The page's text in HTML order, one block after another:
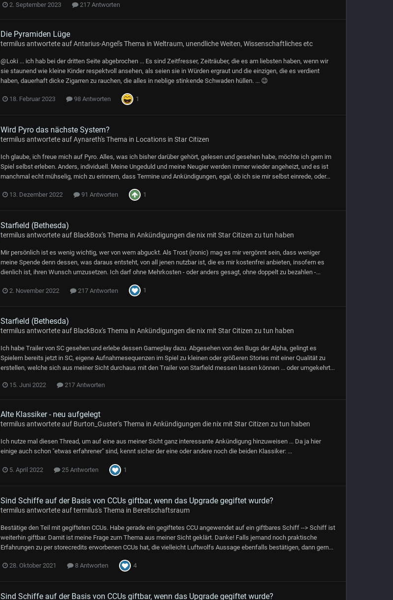
2. September 2023 217 Antworten
Die Pyramiden Lüge
termilusantwortete aufAntarius-Angel's Thema in Weltraum, unendliche Weiten, Wissenschaftliches etc
@Loki ... ich hab bei der dritten Seite abgebrochen ... Es sind Zeitfresser, Zeiträuber, die es am liebsten haben, wenn wir
sie staunend wie kleine Kinder respektvoll ansehen, als seien sie in Würden ergraut und die einzigen, die es verdient
haben, dauerhaft dicke Zigarren zu rauchen, die alles in neblige stinkende Schwaden hüllen. ... 😉
18. Februar 2023 98 Antworten 1
Wird Pyro das nächste System?
termilusantwortete aufAynareth's Thema in Locations in Star Citizen
Ich glaube, ich freue mich auf Pyro. Alles, was ich bisher darüber gehört, gelesen und gesehen habe, möchte ich gern im
Spiel selbst erleben. Anders, individuell. Meine Ungeduld und meine Neugier werden immer wieder angeheizt, und es ist
manchmal echt mühselig, mich zu erinnern, dass Termine und Ankündigungen, egal, ob ich sie mir selbst einrede, oder...
13. Dezember 2022 91 Antworten 1
Starfield (Bethesda)
termilusantwortete auf BlackBox's Thema in Ankündigungen die nix mit Star Citizen zu tun haben
Mir persönlich ist es wenig wichtig, wer von wem abguckt. Als Trost (ironic) mag es mir vergönnt sein, dass weniger
meine Spende denn dessen, was daraus entsteht, von all jenen nutzbar ist, die es mir kostenfrei anbieten, insofern es
dienlich ist, ihren Wunsch umzusetzen. Ich darf ohne Mehrkosten - oder anders gesagt, ohne doppelt zu bezahlen -...
2. November 2022 217 Antworten 1
Starfield (Bethesda)
termilusantwortete auf BlackBox's Thema in Ankündigungen die nix mit Star Citizen zu tun haben
Ich habe Trailer von SC gesehen und erlebe dessen Gameplay dazu. Abgesehen von den Bugs der Alpha, gelingt es
Spielern bereits jetzt in SC, eigene Aufnahmesequenzen im Spiel zu kleinen oder größeren Stories mit einer Qualität zu
erstellen, welche sich aus meiner Sicht durchaus mit den Trailer von Starfield messen lassen können ... oder umgekehrt...
15. Juni 2022 217 Antworten
Alte Klassiker - neu aufgelegt
termilusantwortete auf Burton_Guster's Thema in Ankündigungen die nix mit Star Citizen zu tun haben
Ich nutze mal diesen Thread, um auf eine aus meiner Sicht ganz interessante Ankündigung hinzuweisen ... Da ja hier
einige auch schon "etwas erfahrener" sind, kennt sicher der eine oder andere noch die beiden Klassiker: ...
5. April 2022 25 Antworten 1
Sind Schiffe auf der Basis von CCUs giftbar, wenn das Upgrade gegiftet wurde?
termilusantwortete auftermilus's Thema in Bereitschaftsraum
Bestätige den Teil mit gegifteten CCUs. Habe gerade ein gegiftetes CCU angewendet auf ein giftbares Schiff --> Schiff ist
weiterhin giftbar. Damit ist meine Frage zum Thema aus meiner Sicht geklärt. Danke! Falls jemand noch praktische
Erfahrungen zu per storecredits erworbenen CCUs hat, die vielleicht Luftwolfs Aussage ebenfalls bestätigen, dann gern...
28. Oktober 2021 8 Antworten 4
Sind Schiffe auf der Basis von CCUs giftbar, wenn das Upgrade gegiftet wurde?